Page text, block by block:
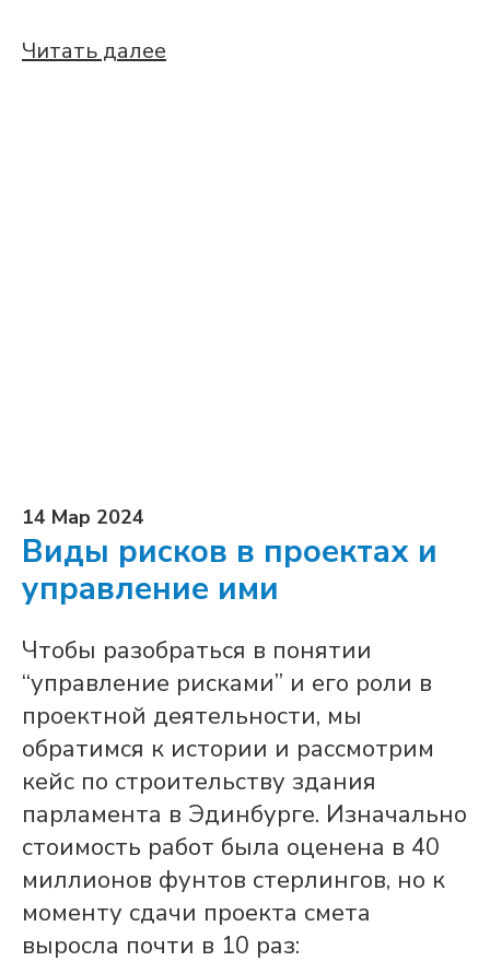
Читать далее
14 Мар 2024
Виды рисков в проектах и
управление ими
Чтобы разобраться в понятии
“управление рисками” и его роли в
проектной деятельности, мы
обратимся к истории и рассмотрим
кейс по строительству здания
парламента в Эдинбурге. Изначально
стоимость работ была оценена в 40
миллионов фунтов стерлингов, но к
моменту сдачи проекта смета
выросла почти в 10 раз: